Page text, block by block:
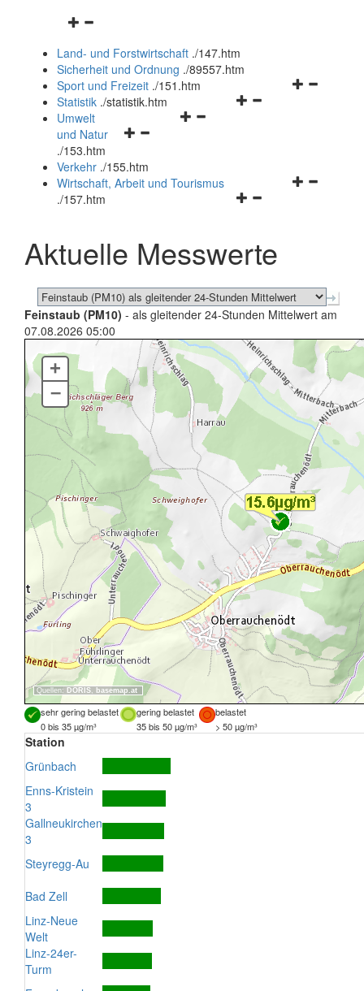
Navigationsmenü
und
schließen
Land- und Forstwirtschaft ./147.htm
Sicherheit und Ordnung ./89557.htm
Navigationsmenü
Sport und Freizeit ./151.htm
Navigationsmenü
Statistik ./statistik.htm
Navigationsmenü
und
schließen
Umwelt
und Natur
./153.htm
Verkehr ./155.htm
Navigationsmenü
schließen
Wirtschaft, Arbeit und Tourismus
./157.htm
Aktuelle Messwerte
Feinstaub (PM10) - als gleitender 24-Stunden Mittelwert am
07.08.2026 05:00
Quellen: DORIS, basemap.at
+
–
sehr gering belastet gering belastet
belastet
0 bis 35 µg/m³
35 bis 50 µg/m³ > 50 µg/m³
Station
Grünbach
Enns-Kristein
3
Gallneukirchen
3
Steyregg-Au
Bad Zell
Linz-Neue
Welt
Linz-24er-
Turm